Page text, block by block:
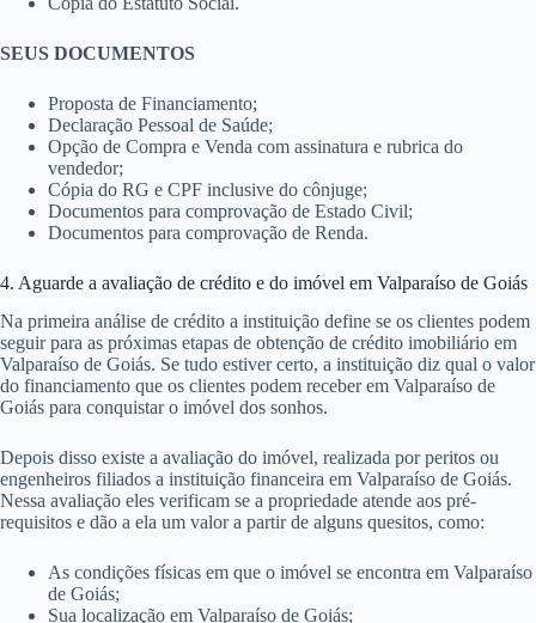
SEUS DOCUMENTOS
Proposta de Financiamento;
Declaração Pessoal de Saúde;
Opção de Compra e Venda com assinatura e rubrica do
vendedor;
Cópia do RG e CPF inclusive do cônjuge;
Documentos para comprovação de Estado Civil;
Documentos para comprovação de Renda.
4. Aguarde a avaliação de crédito e do imóvel em Valparaíso de Goiás
Na primeira análise de crédito a instituição define se os clientes podem
seguir para as próximas etapas de obtenção de crédito imobiliário em
Valparaíso de Goiás. Se tudo estiver certo, a instituição diz qual o valor
do financiamento que os clientes podem receber em Valparaíso de
Goiás para conquistar o imóvel dos sonhos.
Depois disso existe a avaliação do imóvel, realizada por peritos ou
engenheiros filiados a instituição financeira em Valparaíso de Goiás.
Nessa avaliação eles verificam se a propriedade atende aos pré-
requisitos e dão a ela um valor a partir de alguns quesitos, como:
As condições físicas em que o imóvel se encontra em Valparaíso
de Goiás;
Sua localização em Valparaíso de Goiás;